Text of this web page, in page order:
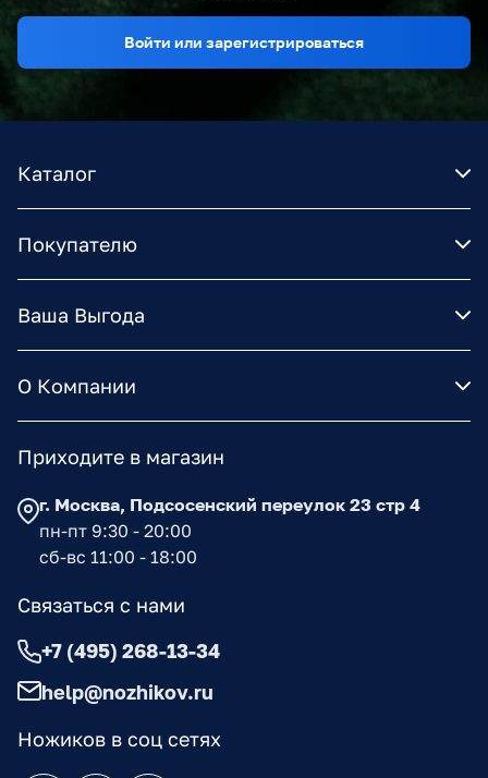
Войти или зарегистрироваться
Каталог
Покупателю
Ваша Выгода
О Компании
Ножиков в соц сетях
Приходите в магазин
г. Москва, Подсосенский переулок 23 стр 4
пн-пт 9:30 - 20:00
сб-вс 11:00 - 18:00
Связаться с нами
+7 (495) 268-13-34
help@nozhikov.ru